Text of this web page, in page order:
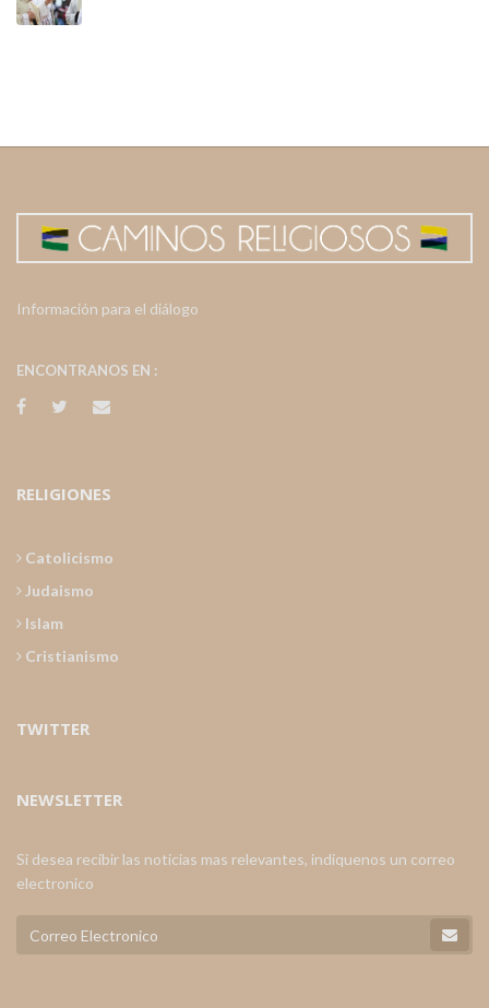
Información para el diálogo
ENCONTRANOS EN :
RELIGIONES
Catolicismo
Judaismo
Islam
Cristianismo
TWITTER
NEWSLETTER
Si desea recibir las noticias mas relevantes, indiquenos un correo
electronico